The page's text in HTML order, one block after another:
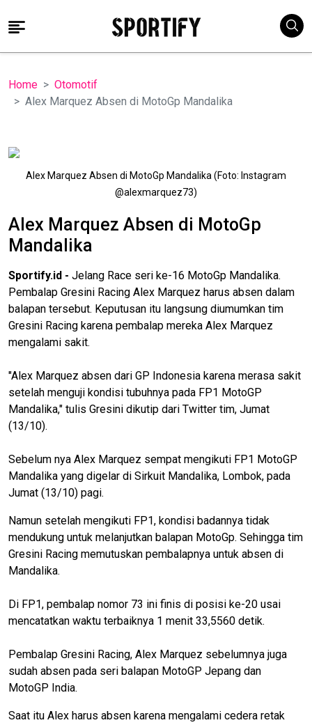
Home
Otomotif
Alex Marquez Absen di MotoGp Mandalika
Alex Marquez Absen di MotoGp Mandalika (Foto: Instagram
@alexmarquez73)
Alex Marquez Absen di MotoGp
Mandalika
Sportify.id - Jelang Race seri ke-16 MotoGp Mandalika.
Pembalap Gresini Racing Alex Marquez harus absen dalam
balapan tersebut. Keputusan itu langsung diumumkan tim
Gresini Racing karena pembalap mereka Alex Marquez
mengalami sakit.
"Alex Marquez absen dari GP Indonesia karena merasa sakit
setelah menguji kondisi tubuhnya pada FP1 MotoGP
Mandalika," tulis Gresini dikutip dari Twitter tim, Jumat
(13/10).
Sebelum nya Alex Marquez sempat mengikuti FP1 MotoGP
Mandalika yang digelar di Sirkuit Mandalika, Lombok, pada
Jumat (13/10) pagi.
Namun setelah mengikuti FP1, kondisi badannya tidak
mendukung untuk melanjutkan balapan MotoGp. Sehingga tim
Gresini Racing memutuskan pembalapnya untuk absen di
Mandalika.
Di FP1, pembalap nomor 73 ini finis di posisi ke-20 usai
mencatatkan waktu terbaiknya 1 menit 33,5560 detik.
Pembalap Gresini Racing, Alex Marquez sebelumnya juga
sudah absen pada seri balapan MotoGP Jepang dan
MotoGP India.
Saat itu Alex harus absen karena mengalami cedera retak